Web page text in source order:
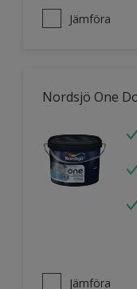
Jämföra
Nordsjö One
Jämföra